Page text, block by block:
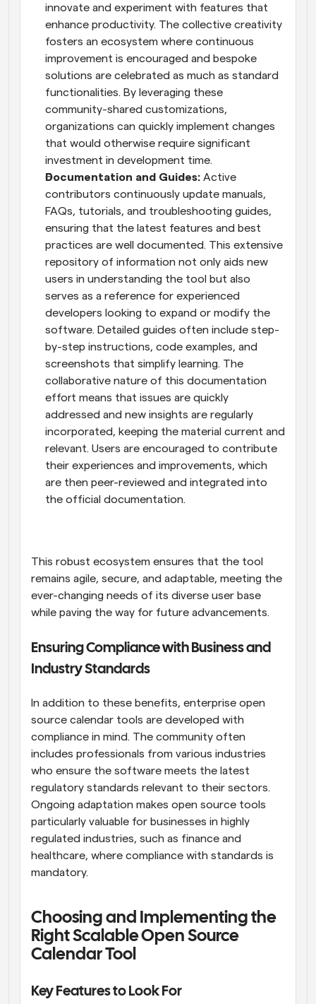
innovate and experiment with features that
enhance productivity. The collective creativity
fosters an ecosystem where continuous
improvement is encouraged and bespoke
solutions are celebrated as much as standard
functionalities. By leveraging these
community-shared customizations,
organizations can quickly implement changes
that would otherwise require significant
investment in development time.
Documentation and Guides: Active
contributors continuously update manuals,
FAQs, tutorials, and troubleshooting guides,
ensuring that the latest features and best
practices are well documented. This extensive
repository of information not only aids new
users in understanding the tool but also
serves as a reference for experienced
developers looking to expand or modify the
software. Detailed guides often include step-
by-step instructions, code examples, and
screenshots that simplify learning. The
collaborative nature of this documentation
effort means that issues are quickly
addressed and new insights are regularly
incorporated, keeping the material current and
relevant. Users are encouraged to contribute
their experiences and improvements, which
are then peer-reviewed and integrated into
the official documentation.
This robust ecosystem ensures that the tool
remains agile, secure, and adaptable, meeting the
ever-changing needs of its diverse user base
while paving the way for future advancements.
Ensuring Compliance with Business and
Industry Standards
In addition to these benefits, enterprise open
source calendar tools are developed with
compliance in mind. The community often
includes professionals from various industries
who ensure the software meets the latest
regulatory standards relevant to their sectors.
Ongoing adaptation makes open source tools
particularly valuable for businesses in highly
regulated industries, such as finance and
healthcare, where compliance with standards is
mandatory.
Choosing and Implementing the
Right Scalable Open Source
Calendar Tool
Key Features to Look For